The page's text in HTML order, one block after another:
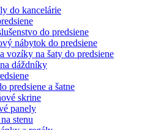
do kancelárie
do predsiene
nábytok do predsiene
vozíky na šaty do predsiene
dáždníky
predsiene a šatne
skrine
panely
stenu